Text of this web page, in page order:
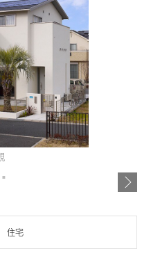
施設
チ-）
）
住宅